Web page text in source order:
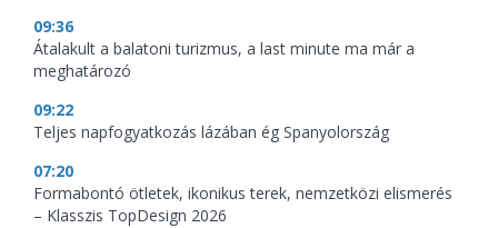
09:36
Átalakult a balatoni turizmus, a last minute ma már a
meghatározó
09:22
Teljes napfogyatkozás lázában ég Spanyolország
07:20
Formabontó ötletek, ikonikus terek, nemzetközi elismerés
– Klasszis TopDesign 2026